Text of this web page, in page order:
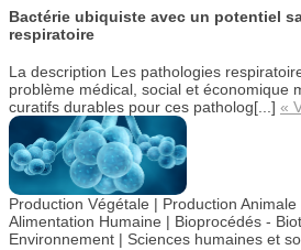
Bactérie ubiquiste avec un potentiel
respiratoire
La description Les pathologies
problème médical, social et économique
curatifs durables pour ces patholog[...] «
Production Végétale | Production Animale
Alimentation Humaine | Bioprocédés -
Environnement | Sciences humaines et